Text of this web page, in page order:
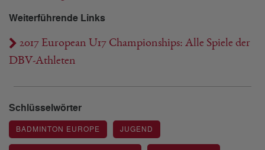
Weiterführende Links
2017 European U17 Championships: Alle Spiele der
DBV-Athleten
Schlüsselwörter
BADMINTON EUROPE JUGEND